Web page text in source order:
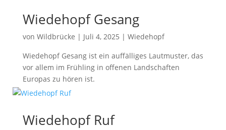
Wiedehopf Gesang
von Wildbrücke | Juli 4, 2025 | Wiedehopf
Wiedehopf Gesang ist ein auffälliges Lautmuster, das
vor allem im Frühling in offenen Landschaften
Europas zu hören ist.
Wiedehopf Ruf